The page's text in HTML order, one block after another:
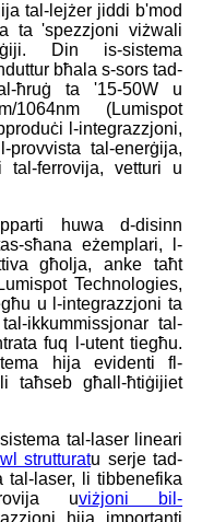
tal-lejżer jiddi b'mod
ta 'spezzjoni viżwali
Din is-sistema
bħala s-sors tad-
ħruġ ta '15-50W u
1064nm (Lumispot
l-integrazzjoni,
tal-enerġija,
tal-ferrovija, vetturi u
huwa d-disinn
sħana eżemplari, l-
għolja, anke taħt
Technologies,
u l-integrazzjoni ta
ikkummissjonar tal-
fuq l-utent tiegħu.
hija evidenti fl-
taħseb għall-ħtiġijiet
tal-laser lineari
strutturatu serje tad-
tal-laser, li tibbenefika
uviżjoni bil-
hija importanti